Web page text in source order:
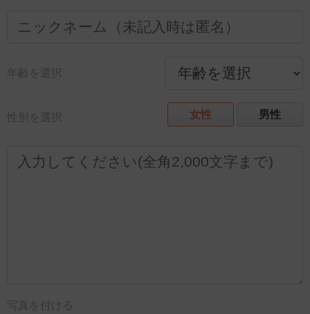
年齢を選択
性別を選択 女性 男性
写真を付ける